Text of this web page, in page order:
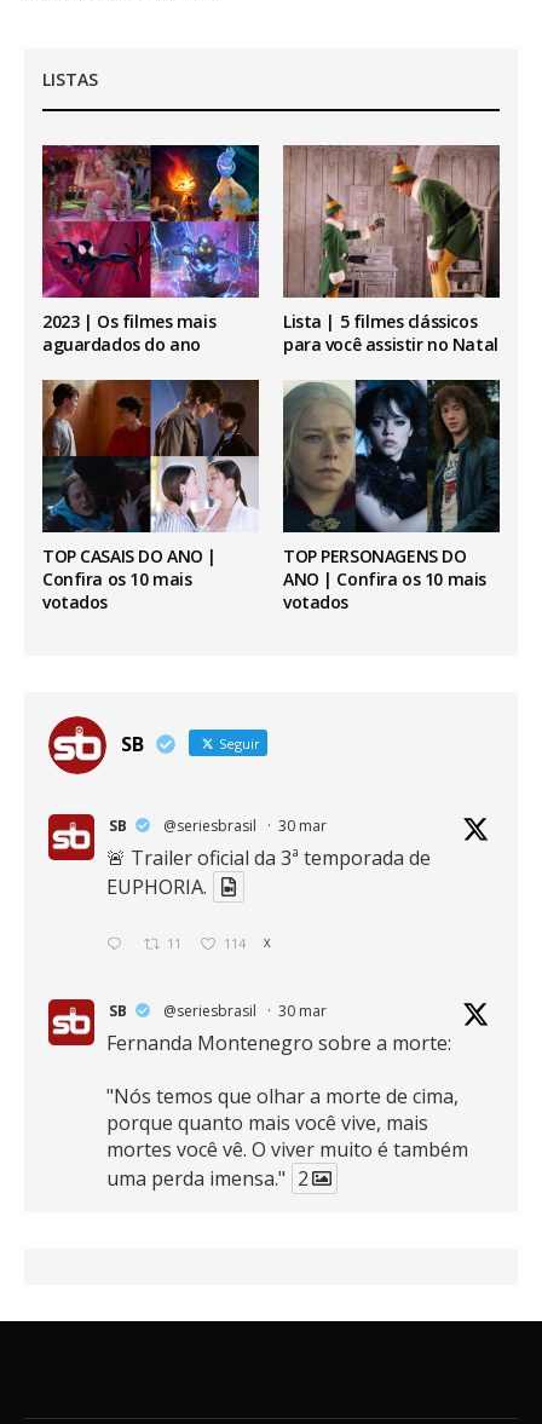
LISTAS
2023 | Os filmes mais
aguardados do ano
Lista | 5 filmes clássicos
para você assistir no Natal
TOP CASAIS DO ANO |
Confira os 10 mais
votados
TOP PERSONAGENS DO
ANO | Confira os 10 mais
votados
SB Seguir
SB @seriesbrasil · 30 mar
🚨 Trailer oficial da 3ª temporada de
EUPHORIA.
11 114 X
SB @seriesbrasil · 30 mar
Fernanda Montenegro sobre a morte:
"Nós temos que olhar a morte de cima,
porque quanto mais você vive, mais
mortes você vê. O viver muito é também
uma perda imensa." 2
16 389 X